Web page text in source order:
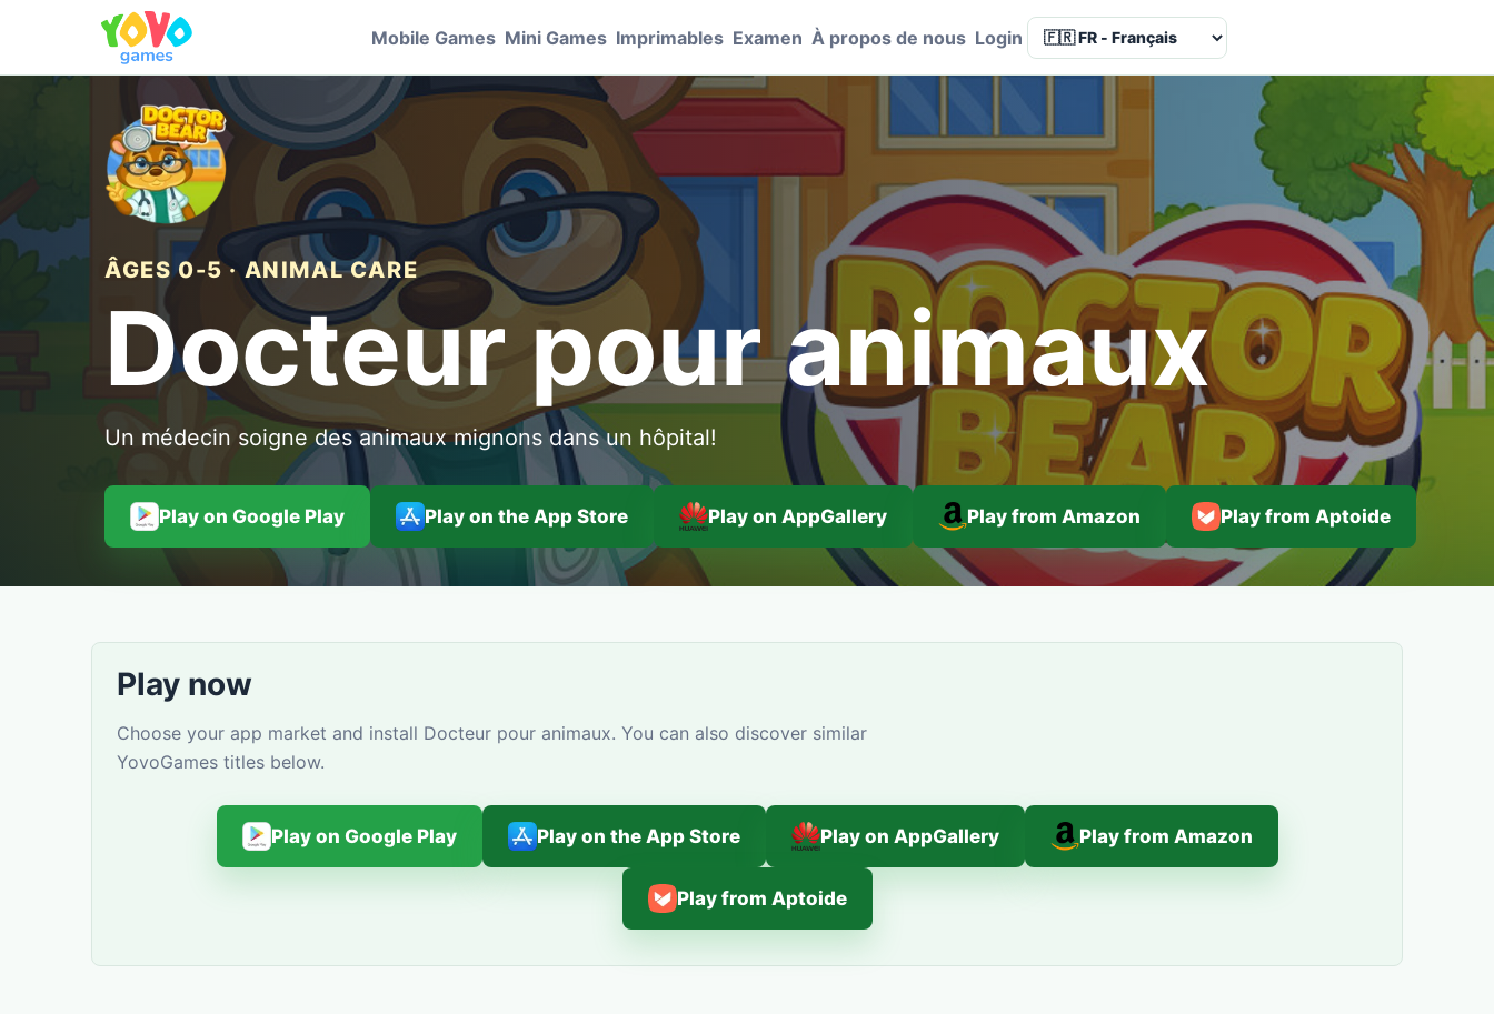
Mobile Games Mini Games Imprimables Examen À propos de nous Login Language
ÂGES 0-5 · ANIMAL CARE
Docteur pour animaux
Un médecin soigne des animaux mignons dans un hôpital!
Play on Google Play Play on the App Store Play on AppGallery Play from Amazon Play from Aptoide
Play now
Choose your app market and install Docteur pour animaux. You can also discover similar
YovoGames titles below.
Play on Google Play Play on the App Store Play on AppGallery Play from Amazon
Play from Aptoide